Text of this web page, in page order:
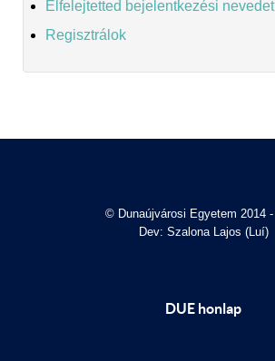
Elfelejtetted bejelentkezési
Regisztrálok
© Dunaújvárosi Egyetem 2014 -
Dev: Szalona Lajos (Luí)
DUE honlap